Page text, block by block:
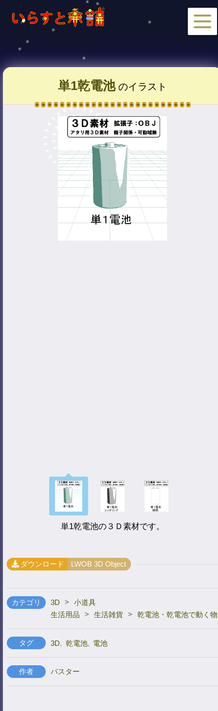
単1乾電池のイラスト
単1乾電池の３Ｄ素材です。
ダウンロード LWOB 3D Object
カテゴリ 3D > 小道具
生活用品
> 生活雑貨 > 乾電池・乾電池で動く物
タグ 3D, 乾電池, 電池
作者 バスター